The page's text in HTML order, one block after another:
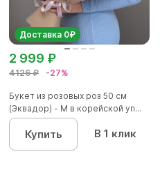
Доставка 0₽
4126 ₽ -27%
2 999 ₽
Букет из розовых роз 50 см
(Эквадор) - M в корейской уп...
Купить В 1 клик